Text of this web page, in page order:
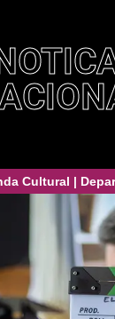
Cultural |